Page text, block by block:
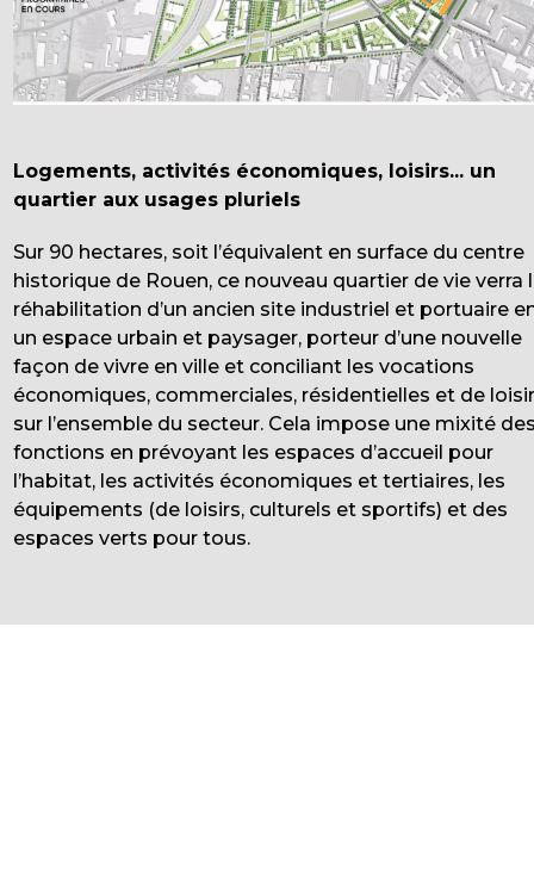
Logements, activités économiques, loisirs... un
quartier aux usages pluriels
Sur 90 hectares, soit l’équivalent en surface du centre
historique de Rouen, ce nouveau quartier de vie verra
réhabilitation d’un ancien site industriel et portuaire
un espace urbain et paysager, porteur d’une nouvelle
façon de vivre en ville et conciliant les vocations
économiques, commerciales, résidentielles et de
sur l’ensemble du secteur. Cela impose une mixité
fonctions en prévoyant les espaces d’accueil pour
l’habitat, les activités économiques et tertiaires, les
équipements (de loisirs, culturels et sportifs) et des
espaces verts pour tous.